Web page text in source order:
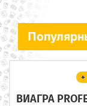
+
ВИАГРА